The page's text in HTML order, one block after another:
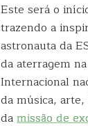
Este será o
trazendo a
astronauta da
da aterragem
Internacional
da música,
damissão de